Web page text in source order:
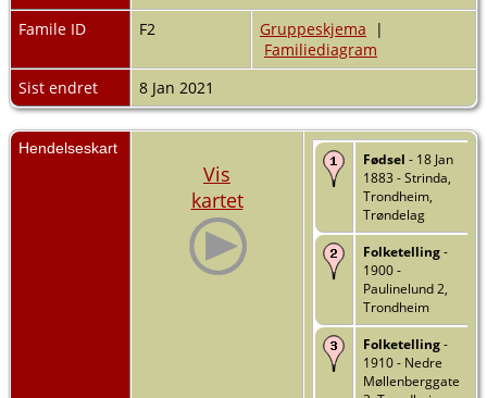
Famile ID
F2 Gruppeskjema |
Familiediagram
Sist endret
8 Jan 2021
Hendelseskart
Vis
kartet
Fødsel - 18 Jan
1883 - Strinda,
Trondheim,
Trøndelag
Folketelling-
1900 -
Paulinelund 2,
Trondheim
Folketelling-
1910 - Nedre
Møllenberggate